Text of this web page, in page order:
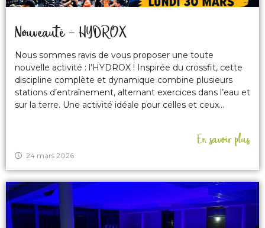
Nouveauté – HYDROX
Nous sommes ravis de vous proposer une toute
nouvelle activité : l’HYDROX ! Inspirée du crossfit, cette
discipline complète et dynamique combine plusieurs
stations d’entraînement, alternant exercices dans l’eau et
sur la terre. Une activité idéale pour celles et ceux...
En savoir plus
24 mars 2026